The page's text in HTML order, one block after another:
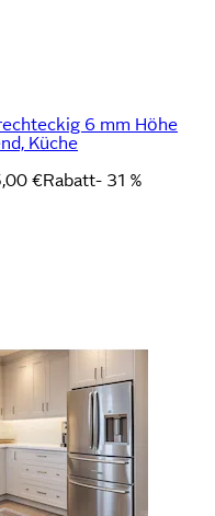
6 mm Höhe
Küche
€Rabatt- 31 %